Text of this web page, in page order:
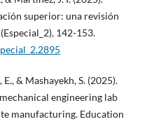
superior: una revisión
142-153.
& Mashayekh, S. (2025).
engineering lab
manufacturing. Education